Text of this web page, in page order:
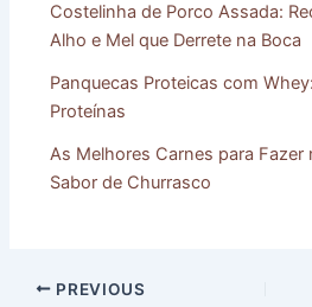
Costelinha de Porco Assada:
Alho e Mel que Derrete na Boca
Panquecas Proteicas com
Proteínas
As Melhores Carnes para
Sabor de Churrasco
PREVIOUS